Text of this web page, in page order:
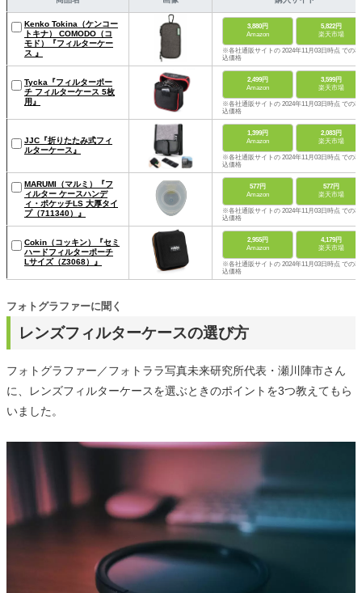
Kenko Tokina（ケンコー
トキナ） COMODO（コ
モド）『フィルターケー
ス 』
3,880円
Amazon
5,822円
楽天市場
※各社通販サイトの 2024年11月03日時点 での税
込価格
Tycka『フィルターポー
チ フィルターケース 5枚
用』
2,499円
Amazon
3,599円
楽天市場
※各社通販サイトの 2024年11月03日時点 での税
込価格
JJC『折りたたみ式フィ
ルターケース』
1,399円
Amazon
2,083円
楽天市場
※各社通販サイトの 2024年11月03日時点 での税
込価格
MARUMI（マルミ）『フ
ィルター ケースハンデ
ィ・ポケッチLS 大厚タイ
プ（711340）』
577円
Amazon
577円
楽天市場
※各社通販サイトの 2024年11月03日時点 での税
込価格
Cokin（コッキン）『セミ
ハードフィルターポーチ
Lサイズ（Z3068）』
2,955円
Amazon
4,179円
楽天市場
※各社通販サイトの 2024年11月03日時点 での税
込価格
レンズフィルターケースの選び方
フォトグラファーに聞く
フォトグラファー／フォトララ写真未来研究所代表・瀬川陣市さん
に、レンズフィルターケースを選ぶときのポイントを3つ教えてもら
いました。